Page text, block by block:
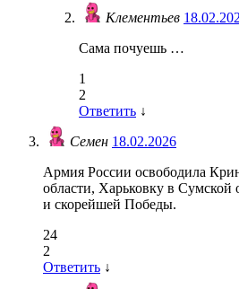
Клементьев
Сама почуешь …
1
2
Ответить ↓
Семен 18.02.2026
Армия России освободила
области, Харьковку в Сумской
и скорейшей Победы.
24
2
Ответить ↓